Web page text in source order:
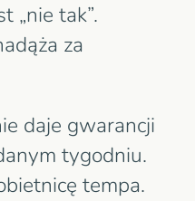
„nie tak”.
za
daje gwarancji
tygodniu.
tempa.